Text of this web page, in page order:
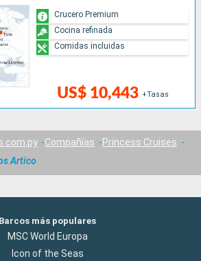
US$ 10,443 +Tasas
Crucero Premium
Cocina refinada
Comidas incluidas
Compañías
Princess Cruises
Artico
Barcos más populares
MSC World Europa
Icon of the Seas